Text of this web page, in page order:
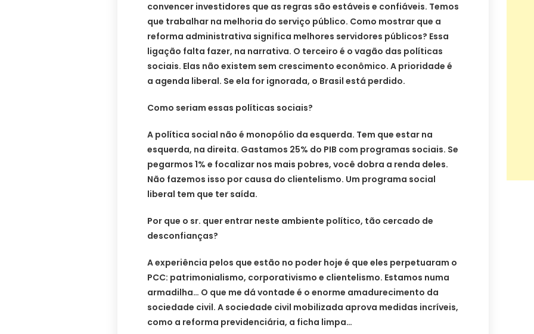
convencer investidores que as regras são estáveis e confiáveis. Temos
que trabalhar na melhoria do serviço público. Como mostrar que a
reforma administrativa significa melhores servidores públicos? Essa
ligação falta fazer, na narrativa. O terceiro é o vagão das políticas
sociais. Elas não existem sem crescimento econômico. A prioridade é
a agenda liberal. Se ela for ignorada, o Brasil está perdido.
Como seriam essas políticas sociais?
A política social não é monopólio da esquerda. Tem que estar na
esquerda, na direita. Gastamos 25% do PIB com programas sociais. Se
pegarmos 1% e focalizar nos mais pobres, você dobra a renda deles.
Não fazemos isso por causa do clientelismo. Um programa social
liberal tem que ter saída.
Por que o sr. quer entrar neste ambiente político, tão cercado de
desconfianças?
A experiência pelos que estão no poder hoje é que eles perpetuaram o
PCC: patrimonialismo, corporativismo e clientelismo. Estamos numa
armadilha… O que me dá vontade é o enorme amadurecimento da
sociedade civil. A sociedade civil mobilizada aprova medidas incríveis,
como a reforma previdenciária, a ficha limpa…